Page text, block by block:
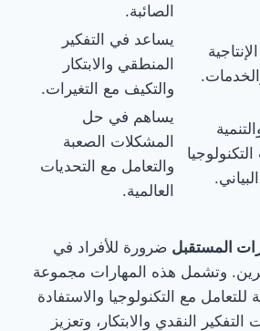
الصائبة.
يساعد في التفكير
المنطقي والابتكار
والتكيف مع التغيرات.
يساهم في حل
المشكلات الصعبة
والتعامل مع التحديات
العالمية.
المستقبل ضرورة للأفراد في
وتشمل هذه المهارات مجموعة
للتعامل مع التكنولوجيا والاستفادة
النقدي والابتكار، وتعزيز